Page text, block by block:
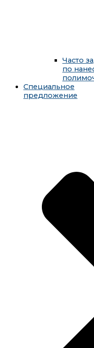
Часто
по
Специальное
предложение